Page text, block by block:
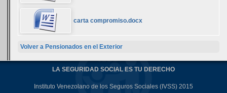
carta compromiso.docx
Volver a Pensionados en el Exterior
LA SEGURIDAD SOCIAL ES TU DERECHO
Instituto Venezolano de los Seguros Sociales (IVSS) 2015